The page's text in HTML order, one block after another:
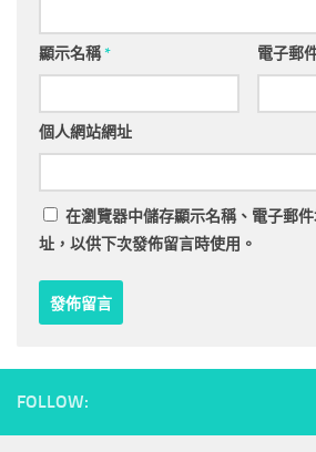
顯示名稱* 電子郵
個人網站網址
在瀏覽器中儲存顯示名稱、電子郵
址，以供下次發佈留言時使用。
FOLLOW: